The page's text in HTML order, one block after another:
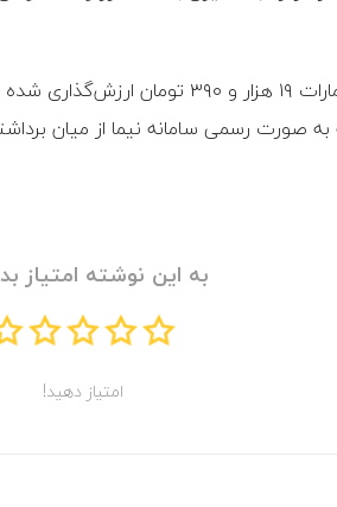
صورت رسمی سامانه نیما از میان
به این نوشته امتیاز
امتیاز دهید!